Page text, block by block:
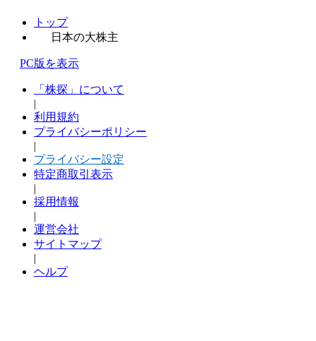
トップ
日本の大株主
PC版を表示
「株探」について
|
利用規約
プライバシーポリシー
|
プライバシー設定
特定商取引表示
|
採用情報
|
運営会社
サイトマップ
|
ヘルプ